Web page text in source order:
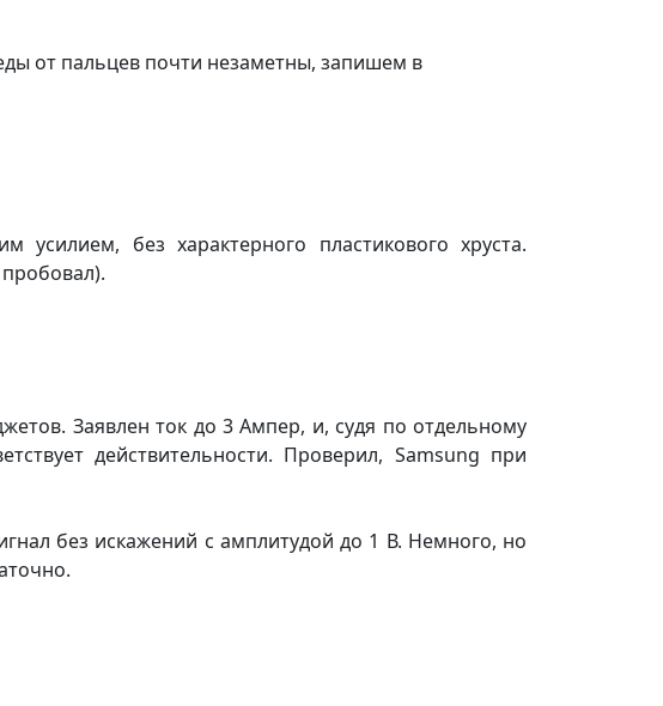
от пальцев почти незаметны, запишем в
без характерного пластикового хруста.
Заявлен ток до 3 Ампер, и, судя по отдельному
действительности. Проверил, Samsung при
без искажений с амплитудой до 1 В. Немного, но